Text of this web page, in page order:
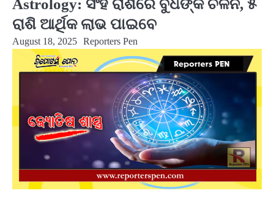
Astrology: ସିଂହ ରାଶିରେ ବୁଧଙ୍କ ଚଳନ, ୫
ରାଶି ଆର୍ଥିକ ଲାଭ ପାଇବେ
August 18, 2025 Reporters Pen